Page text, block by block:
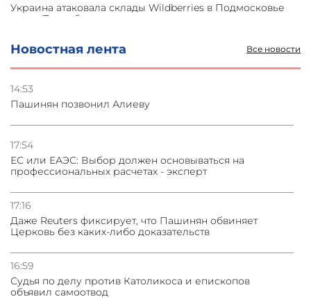
Новостная лента Все новости
14:53
Пашинян позвонил Алиеву
17:54
ЕС или ЕАЭС: Выбор должен основываться на
профессиональных расчетах - эксперт
17:16
Даже Reuters фиксирует, что Пашинян обвиняет
Церковь без каких-либо доказательств
16:59
Судья по делу против Католикоса и епископов
объявил самоотвод
Украина атаковала склады Wildberries в Подмосковье
и под Петербургом
03.08.2026
Стратегия безопасности ОДКБ допускает применение
Азербайджане
31.07.2026
Сотрудничество и очереди – детали визита главы
погрануправления СНБ Армении в Тбилиси